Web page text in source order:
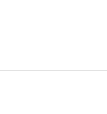
증시 개장 전 특징주...아틀
, 미 DPAA와 MOU…